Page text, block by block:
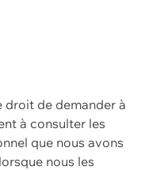
droit de demander à
à consulter les
que nous avons
nous les